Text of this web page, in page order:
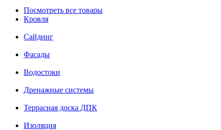
Посмотреть все товары
Кровля
Сайдинг
Фасады
Водостоки
Дренажные системы
Террасная доска ДПК
Изоляция